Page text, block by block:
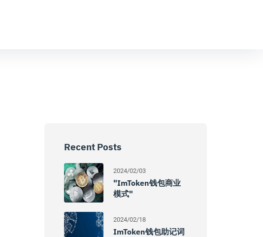
Recent Posts
2024/02/03
"imToken钱包商业
模式"
2024/02/18
ImToken钱包助记词